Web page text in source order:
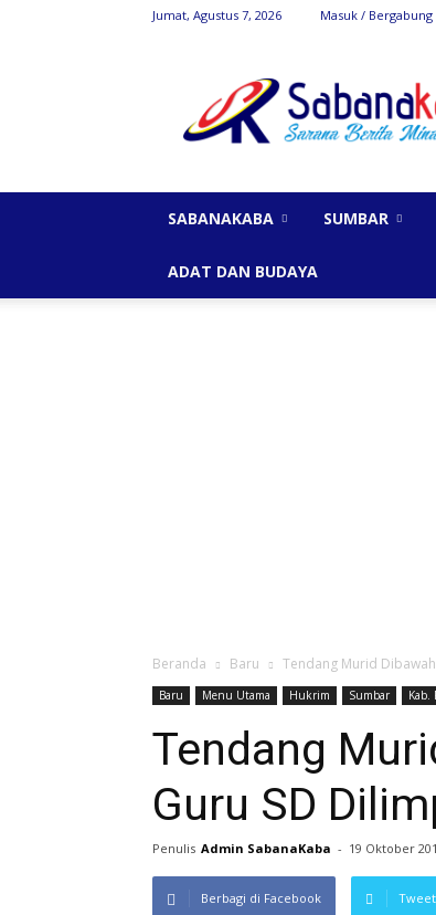
Jumat, Agustus 7, 2026 Masuk / Bergabung
SABANAKABA SUMBAR
ADAT DAN BUDAYA
Beranda Baru Tendang Murid
Baru Menu Utama Hukrim Sumbar Kab.
Tendang
Guru SD
Penulis Admin SabanaKaba - 19 Oktober
Berbagi di Facebook